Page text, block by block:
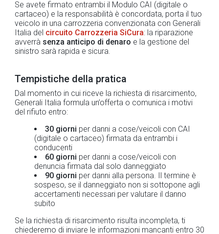
Se avete firmato entrambi il Modulo CAI (digitale o
cartaceo) e la responsabilità è concordata, porta il tuo
veicolo in una carrozzeria convenzionata con Generali
Italia del circuito Carrozzeria SiCura: la riparazione
avverrà senza anticipo di denaro e la gestione del
sinistro sarà rapida e sicura.
Tempistiche della pratica
Dal momento in cui riceve la richiesta di risarcimento,
Generali Italia formula un’offerta o comunica i motivi
del rifiuto entro:
30 giorni per danni a cose/veicoli con CAI
(digitale o cartaceo) firmata da entrambi i
conducenti
60 giorni per danni a cose/veicoli con
denuncia firmata dal solo danneggiato
90 giorni per danni alla persona. Il termine è
sospeso, se il danneggiato non si sottopone agli
accertamenti necessari per valutare il danno
subito
Se la richiesta di risarcimento risulta incompleta, ti
chiederemo di inviare le informazioni mancanti entro 30